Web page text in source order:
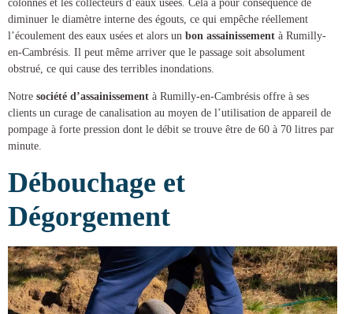
colonnes et les collecteurs d’eaux usées. Cela a pour conséquence de
diminuer le diamètre interne des égouts, ce qui empêche réellement
l’écoulement des eaux usées et alors un bon assainissement à Rumilly-
en-Cambrésis . Il peut même arriver que le passage soit absolument
obstrué, ce qui cause des terribles inondations.
Notre société d’assainissement à Rumilly-en-Cambrésis offre à ses
clients un curage de canalisation au moyen de l’utilisation de appareil de
pompage à forte pression dont le débit se trouve être de 60 à 70 litres par
minute.
Débouchage et
Dégorgement